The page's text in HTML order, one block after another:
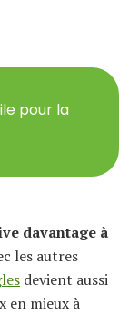
pour la
davantage à
les autres
devient aussi
en mieux à